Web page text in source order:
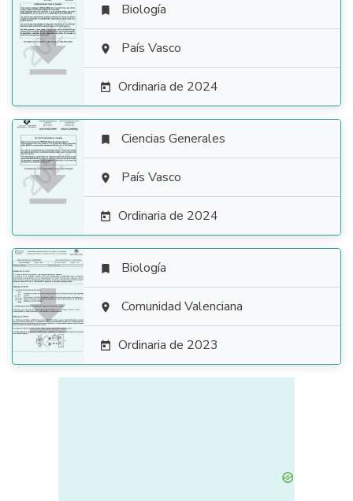

 Biología
 País Vasco
 Ordinaria de 2024

 Ciencias Generales
 País Vasco
 Ordinaria de 2024

 Biología
 Comunidad Valenciana
 Ordinaria de 2023